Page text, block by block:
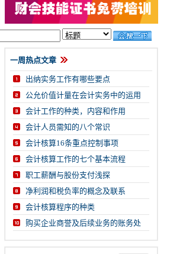
一周热点文章
出纳实务工作有哪些要点
公允价值计量在会计实务中的运用
会计工作的种类，内容和作用
会计人员需知的八个常识
会计核算16条重点控制事项
会计核算工作的七个基本流程
职工薪酬与股份支付浅探
净利润和税负率的概念及联系
会计核算程序的种类
购买企业商誉及后续业务的账务处